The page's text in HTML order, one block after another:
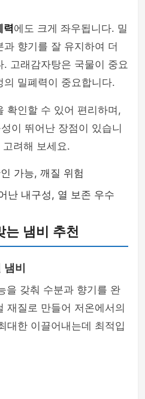
력에도 크게 좌우됩니다. 밀
향기를 잘 유지하여 더
고래감자탕은 국물이 중요
밀폐력이 중요합니다.
확인할 수 있어 편리하며,
이 뛰어난 장점이 있습니
려해 보세요.
가능, 깨질 위험
난 내구성, 열 보존 우수
는 냄비 추천
비
을 갖춰 수분과 향기를 완
재질로 만들어 저온에서의
대한 이끌어내는데 최적입